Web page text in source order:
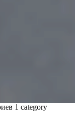
1 category